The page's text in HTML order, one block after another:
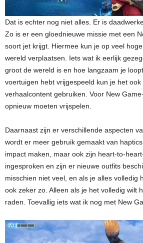
Dat is echter nog niet alles. Er is
Zo is er een gloednieuwe missie met een
soort jet krijgt. Hiermee kun je op veel
wereld verplaatsen. Iets wat ik eerlijk
groot de wereld is en hoe langzaam je
voertuigen hebt vrijgespeeld kun je het
verhaalcontent gebruiken. Voor New
opnieuw moeten vrijspelen.
Daarnaast zijn er verschillende aspecten
wordt er meer gebruik gemaakt van
impact maken, maar ook zijn heart-to-
ingesproken en zijn er nieuwe outfits
misschien niet veel, en als je alles volledig
ook zeker zo. Alleen als je het volledig wilt
raden. Toevallig iets wat ik nog met New